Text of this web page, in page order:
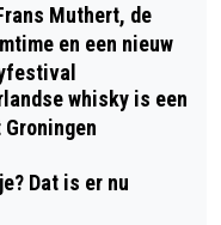
Muthert, de
en een nieuw
whisky is een
Dat is er nu